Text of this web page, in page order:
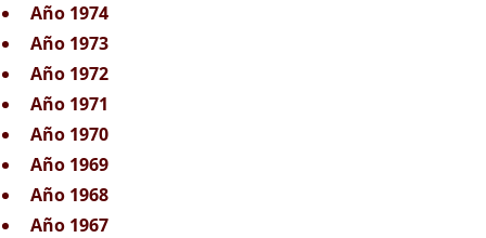
Año 1974
Año 1973
Año 1972
Año 1971
Año 1970
Año 1969
Año 1968
Año 1967